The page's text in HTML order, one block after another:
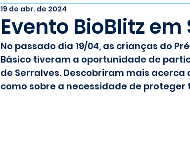
Evento BioBlitz
19 de abr. de 2024
No passado dia 19/04, as crianças do
Básico tiveram a oportunidade de
de Serralves. Descobriram mais
como sobre a necessidade de proteger